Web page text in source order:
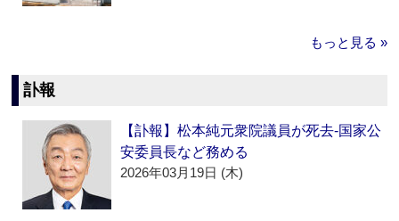
もっと見る »
訃報
【訃報】松本純元衆院議員が死去‐国家公
安委員長など務める
2026年03月19日 (木)